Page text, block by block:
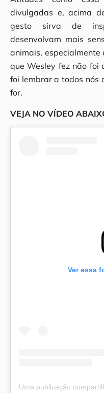
divulgadas e, acima
gesto sirva de
desenvolvam mais
animais, especialmente
que Wesley fez não
foi lembrar a todos nós
for.
VEJA NO VÍDEO
Ver essa